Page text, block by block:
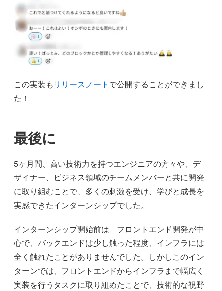
この実装も リリースノート で公開することができまし
た！
最後に
5ヶ月間、高い技術力を持つエンジニアの方々や、デ
ザイナー、ビジネス領域のチームメンバーと共に開発
に取り組むことで、多くの刺激を受け、学びと成長を
実感できたインターンシップでした。
インターンシップ開始前は、フロントエンド開発が中
心で、バックエンドは少し触った程度、インフラには
全く触れたことがありませんでした。しかしこのイン
ターンでは、フロントエンドからインフラまで幅広く
実装を行うタスクに取り組めたことで、技術的な視野